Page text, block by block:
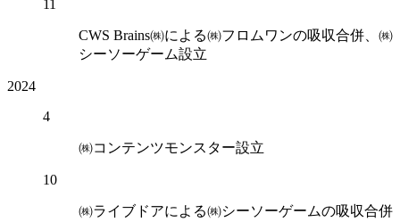
11
CWS Brains㈱による㈱フロムワンの吸収合併、㈱
シーソーゲーム設立
2024
4
㈱コンテンツモンスター設立
10
㈱ライブドアによる㈱シーソーゲームの吸収合併